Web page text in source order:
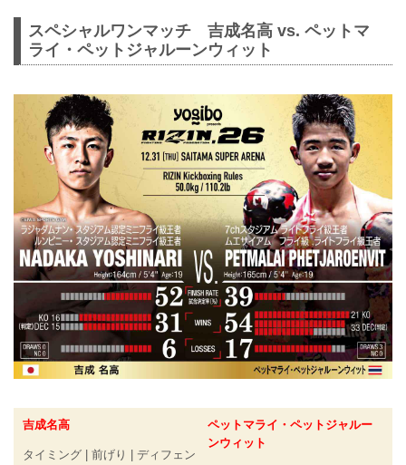
スペシャルワンマッチ 吉成名高 vs. ペットマ
ライ・ペットジャルーンウィット
吉成名高
タイミング | 前げり | ディフェン
ペットマライ・ペットジャルー
ンウィット